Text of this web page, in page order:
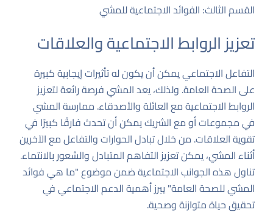
القسم الثالث: الفوائد الاجتماعية للمشي
تعزيز الروابط الاجتماعية والعلاقات
التفاعل الاجتماعي يمكن أن يكون له تأثيرات إيجابية كبيرة
على الصحة العامة. ولذلك، يعد المشي فرصة رائعة لتعزيز
الروابط الاجتماعية مع العائلة والأصدقاء. ممارسة المشي
في مجموعات أو مع الشريك يمكن أن تحدث فارقًا كبيرًا في
تقوية العلاقات. من خلال تبادل الحوارات والتفاعل مع الآخرين
أثناء المشي، يمكن تعزيز التفاهم المتبادل والشعور بالانتماء.
تناول هذه الجوانب الاجتماعية ضمن موضوع "ما هي فوائد
المشي للصحة العامة" يبرز أهمية الدعم الاجتماعي في
تحقيق حياة متوازنة وصحية.